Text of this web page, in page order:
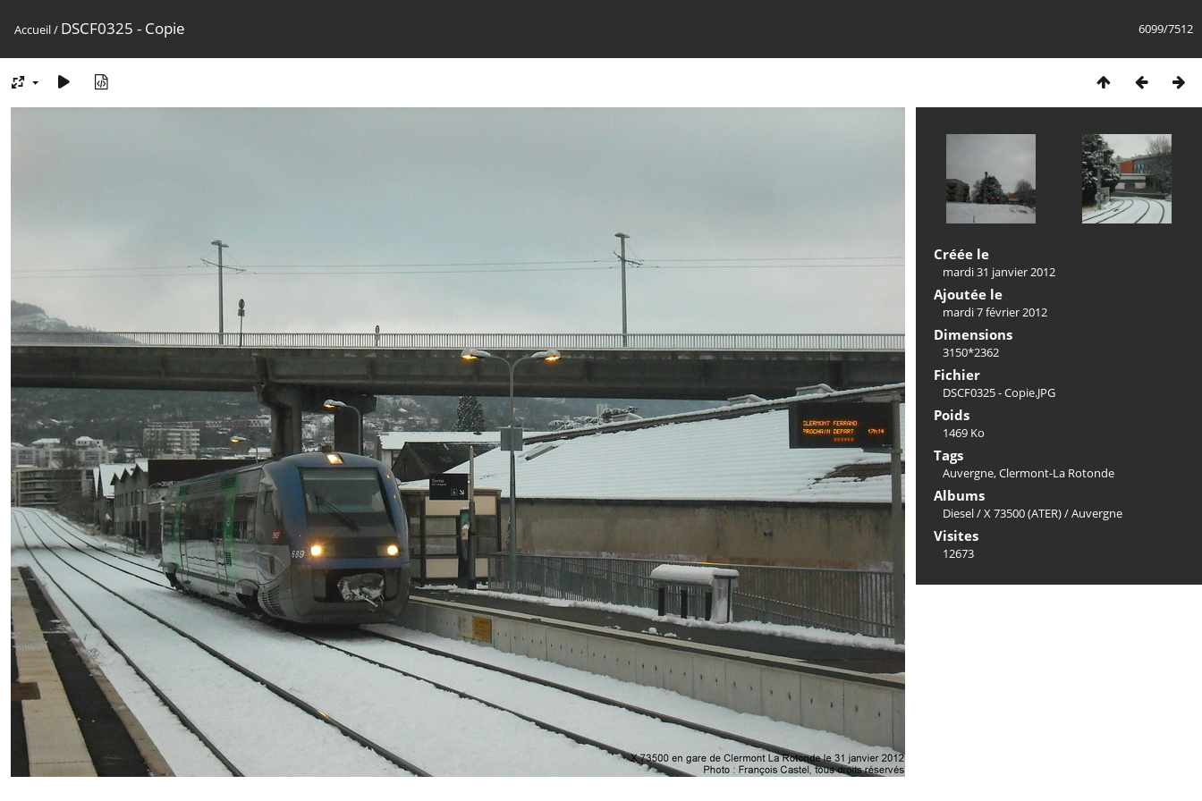
6099/7512
Accueil/ DSCF0325 - Copie
Créée le
mardi 31 janvier 2012
Ajoutée le
mardi 7 février 2012
Dimensions
3150*2362
Fichier
DSCF0325 - Copie.JPG
Poids
1469 Ko
Tags
Auvergne,Clermont-La Rotonde
Albums
Diesel/X 73500 (ATER)/Auvergne
Visites
12673